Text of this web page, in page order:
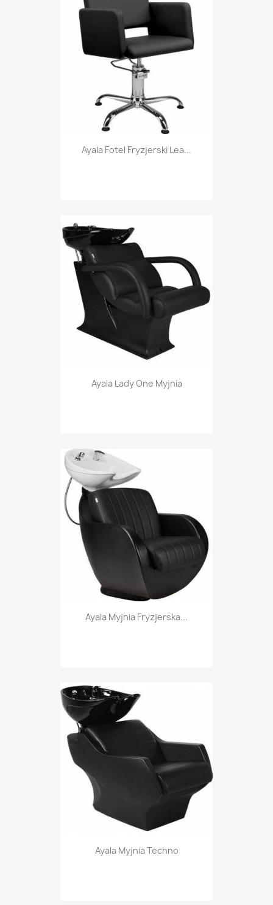
Ayala Fotel Fryzjerski Lea...
Ayala Lady One Myjnia
Ayala Myjnia Fryzjerska...
Ayala Myjnia Techno